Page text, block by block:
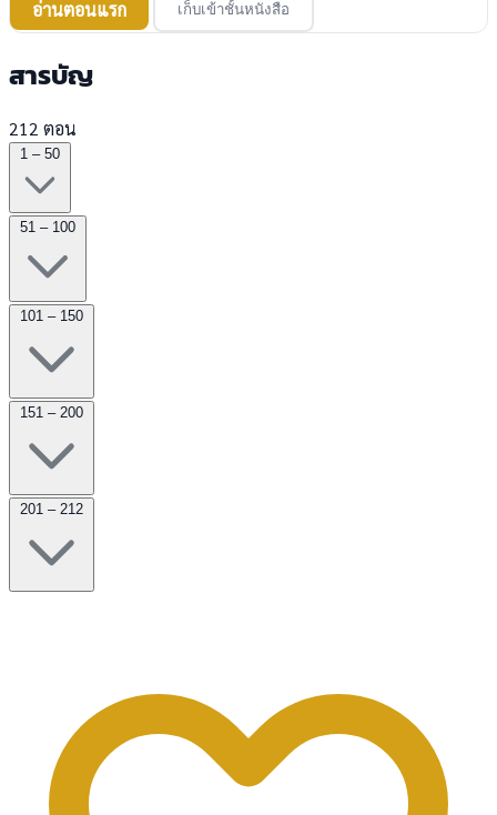
อ่านตอนแรก
เก็บเข้าชั้นหนังสือ
สารบัญ
212 ตอน
1 – 50
51 – 100
101 – 150
151 – 200
201 – 212